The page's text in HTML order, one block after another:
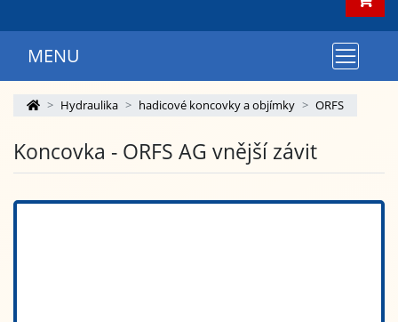
MENU
Hydraulika hadicové koncovky a objímky ORFS
Koncovka - ORFS AG vnější závit